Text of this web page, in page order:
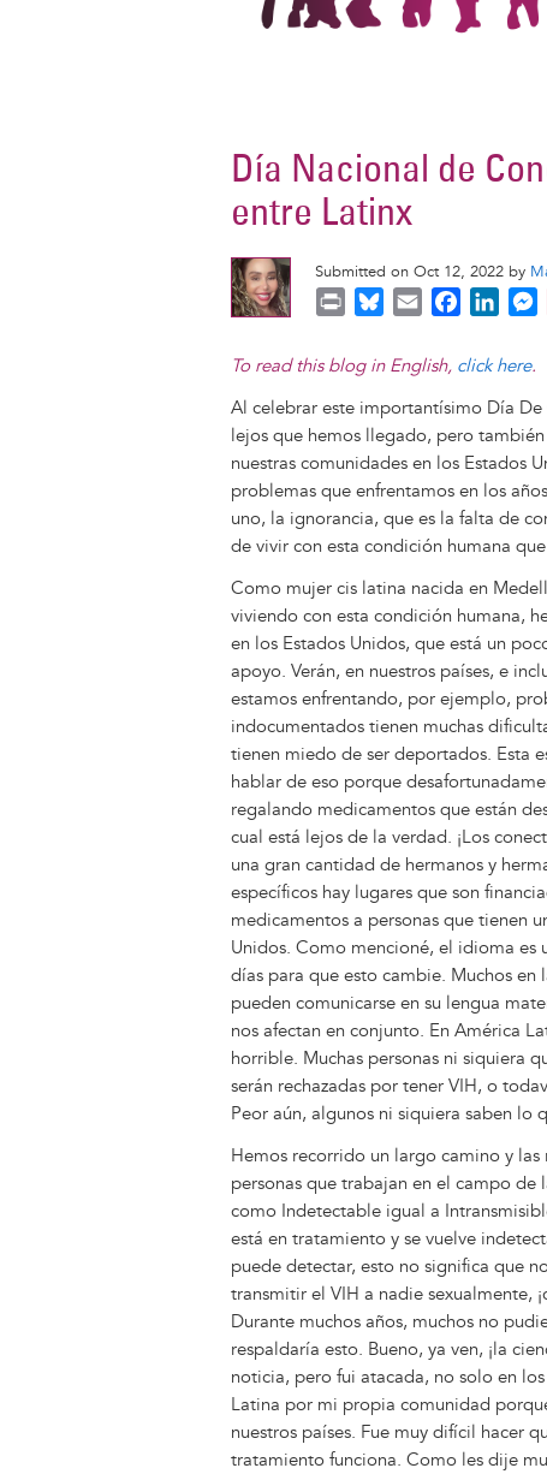
Día Nacional de
entre Latinx
Submitted on Oct 12, 2022 by
i
t
u
s
k
y
a
l
c
b
o
o
k
n
e
d
I
n
e
n
g
e
r
To read this blog in English, click here.
Al celebrar este importantísimo Día
lejos que hemos llegado, pero
nuestras comunidades en los Estados
problemas que enfrentamos en los
uno, la ignorancia, que es la falta de
de vivir con esta condición humana
Como mujer cis latina nacida en
viviendo con esta condición humana,
en los Estados Unidos, que está un
apoyo. Verán, en nuestros países, e
estamos enfrentando, por ejemplo,
indocumentados tienen muchas
tienen miedo de ser deportados. Esta
hablar de eso porque
regalando medicamentos que están
cual está lejos de la verdad. ¡Los
una gran cantidad de hermanos y
específicos hay lugares que son
medicamentos a personas que tienen
Unidos. Como mencioné, el idioma es
días para que esto cambie. Muchos
pueden comunicarse en su lengua
nos afectan en conjunto. En América
horrible. Muchas personas ni siquiera
serán rechazadas por tener VIH, o
Peor aún, algunos ni siquiera saben lo
Hemos recorrido un largo camino y las
personas que trabajan en el campo
como Indetectable igual a
está en tratamiento y se vuelve
puede detectar, esto no significa que
transmitir el VIH a nadie sexualmente,
Durante muchos años, muchos no
respaldaría esto. Bueno, ya ven, ¡la
noticia, pero fui atacada, no solo en
Latina por mi propia comunidad
nuestros países. Fue muy difícil hacer
tratamiento funciona. Como les dije